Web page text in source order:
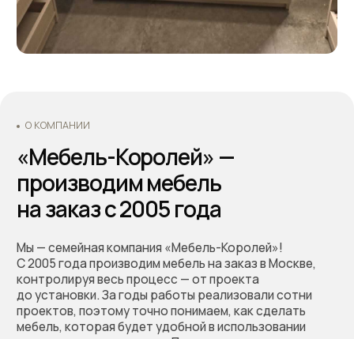
Оформляйте заказ по телефону: +7 (495) 744 74 20.
Наши специалисты проконсультируют Вас по всем
интересующим вопросам, а также помогут
составить дизайн-проект и подобрать все
Основатели - Всеволод и Татьяна Король